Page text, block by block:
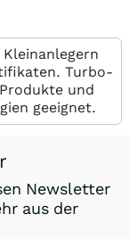
Turbo-
und
geeignet.
Newsletter
aus der